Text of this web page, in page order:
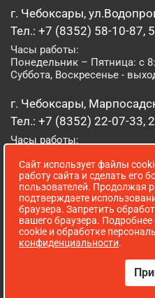
г. Чебоксары,
Тел.: +7 (8352) 58-10-87,
Часы работы:
Понедельник – Пятница: с
Суббота, Воскресенье -
г. Чебоксары,
Тел.: +7 (8352) 22-07-33,
Часы работы:
Суббота, Воскресенье: с
г. Йошкар-Ола, ул.
Тел.: (8362) 41-07-31
Часы работы:
Понедельник – Пятница: с
Сайт использует файлы
работу сайта и сделать его
пользователей. Продолжая
подтверждаете
браузера. Запретить
вашего браузера.
cookie и обработке
конфиденциальности.